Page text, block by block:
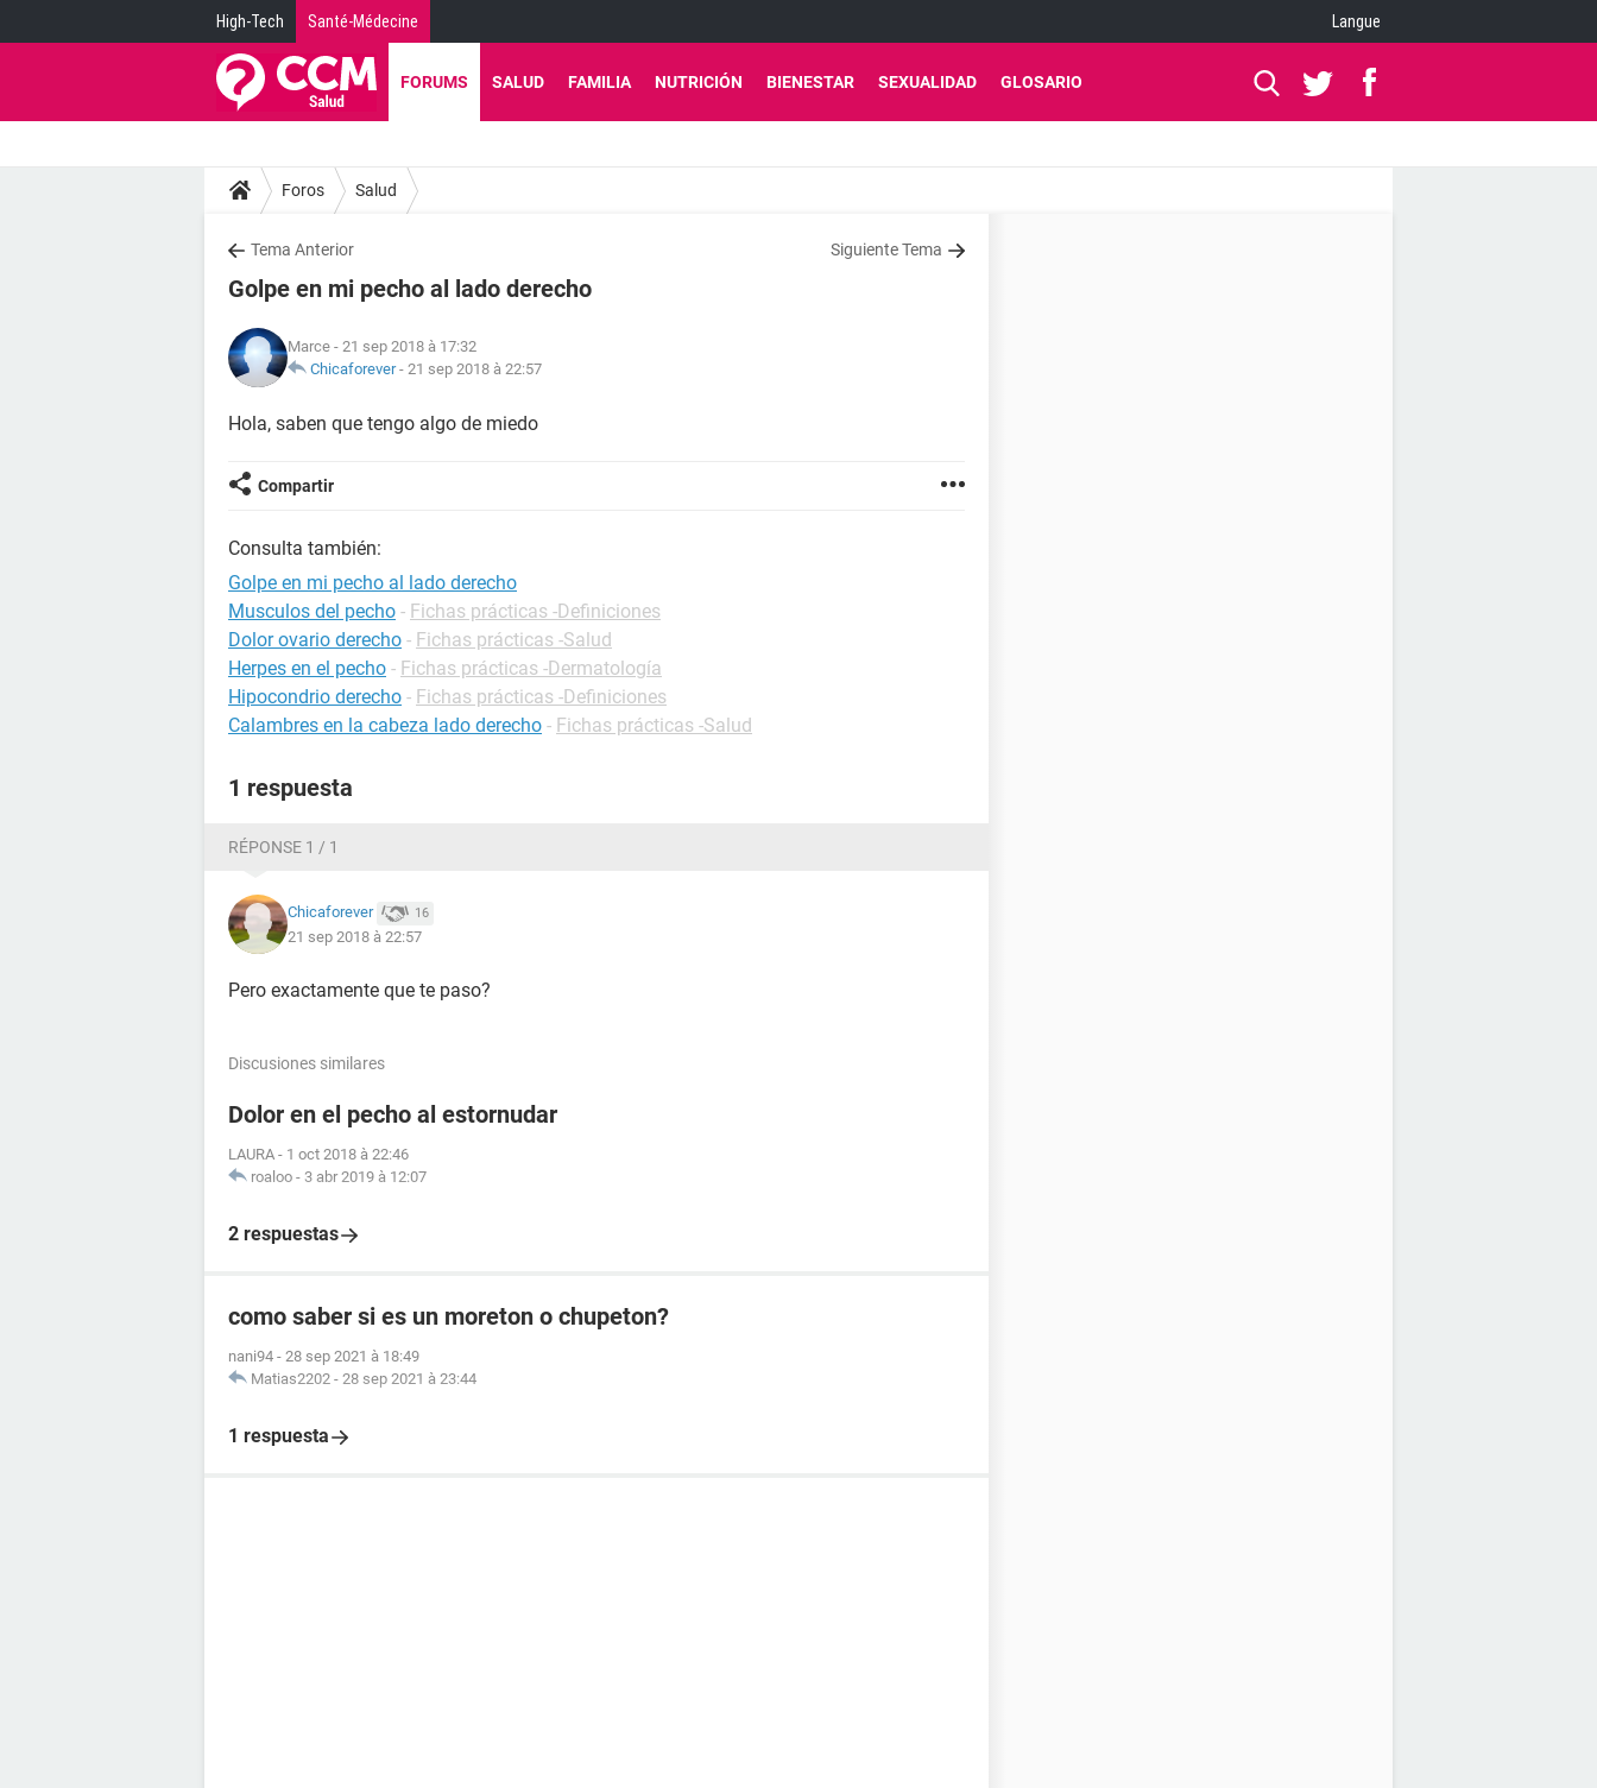
High-Tech Santé-Médecine Langue
FORUMS SALUD FAMILIA NUTRICIÓN BIENESTAR SEXUALIDAD GLOSARIO
Foros Salud
Tema Anterior Siguiente Tema
Golpe en mi pecho al lado derecho
Marce - 21 sep 2018 à 17:32
Chicaforever- 21 sep 2018 à 22:57
Hola, saben que tengo algo de miedo
Compartir
Consulta también:
Golpe en mi pecho al lado derecho
Musculos del pecho - Fichas prácticas -Definiciones
Dolor ovario derecho - Fichas prácticas -Salud
Herpes en el pecho - Fichas prácticas -Dermatología
Hipocondrio derecho - Fichas prácticas -Definiciones
Calambres en la cabeza lado derecho - Fichas prácticas -Salud
1 respuesta
RÉPONSE 1 / 1
Chicaforever 16
21 sep 2018 à 22:57
Pero exactamente que te paso?
Discusiones similares
Dolor en el pecho al estornudar
LAURA - 1 oct 2018 à 22:46
roaloo - 3 abr 2019 à 12:07
2 respuestas
como saber si es un moreton o chupeton?
nani94 - 28 sep 2021 à 18:49
Matias2202 - 28 sep 2021 à 23:44
1 respuesta